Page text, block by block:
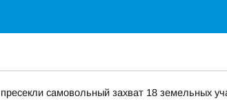
самовольный захват 18 земельных